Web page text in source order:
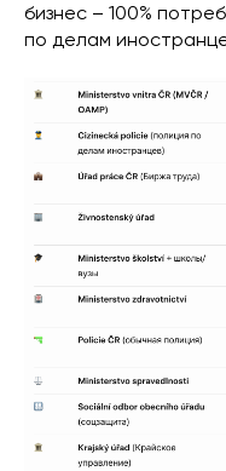
бизнес – 100%
по делам